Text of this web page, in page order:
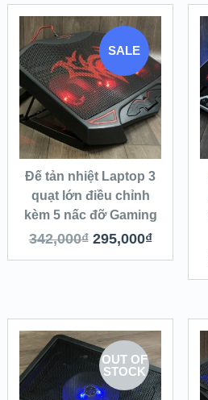
SALE
Đế tản nhiệt Laptop 3
quạt lớn điều chỉnh
kèm 5 nấc đỡ Gaming
342,000₫ 295,000₫
OUT OF
STOCK